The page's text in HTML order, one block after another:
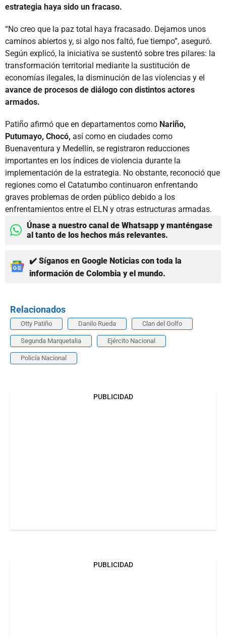
estrategia haya sido un fracaso.
“No creo que la paz total haya fracasado. Dejamos unos
caminos abiertos y, si algo nos faltó, fue tiempo”, aseguró.
Según explicó, la iniciativa se sustentó sobre tres pilares: la
transformación territorial mediante la sustitución de
economías ilegales, la disminución de las violencias y el
avance de procesos de diálogo con distintos actores
armados.
Patiño afirmó que en departamentos como Nariño,
Putumayo, Chocó, así como en ciudades como
Buenaventura y Medellín, se registraron reducciones
importantes en los índices de violencia durante la
implementación de la estrategia. No obstante, reconoció que
regiones como el Catatumbo continuaron enfrentando
graves problemas de orden público debido a los
enfrentamientos entre el ELN y otras estructuras armadas.
Únase a nuestro canal de Whatsapp y manténgase
al tanto de los hechos más relevantes.
✔️ Síganos en Google Noticias con toda la
información de Colombia y el mundo.
Relacionados
Otty Patiño Danilo Rueda Clan del Golfo
Segunda Marquetalia Ejército Nacional
Policía Nacional
PUBLICIDAD
PUBLICIDAD